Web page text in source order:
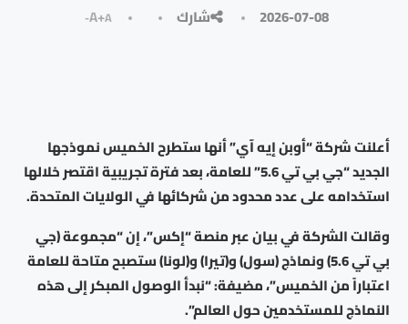
2026-07-08 شارك A+A-
أعلنت شركة “أوبن إيه آي” أنها ستطرح الخميس نموذجها
الجديد “جي بي تي 5.6” للعامة، بعد فترة تجريبية اقتصر خلالها
استخدامه على عدد محدود من شركائها في الولايات المتحدة.
وقالت الشركة في بيان عبر منصة “إكس”، إن “مجموعة (جي
بي تي 5.6) ونماذج (سول) و(تيرا) و(لونا) ستصبح متاحة للعامة
اعتباراً من الخميس”، مضيفة: “نبدأ الوصول المبكر إلى هذه
النماذج للمستخدمين حول العالم”.